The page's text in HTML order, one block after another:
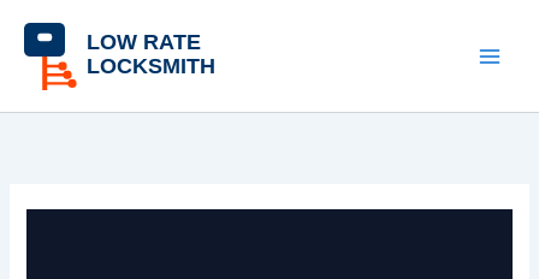
content